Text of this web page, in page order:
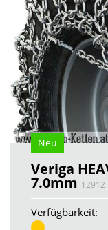
Neu
Veriga
7.0mm 12912
Verfügbarkeit: